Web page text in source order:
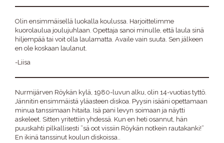
Olin ensimmäisellä luokalla koulussa. Harjoittelimme
kuorolaulua joulujuhlaan. Opettaja sanoi minulle, että laula sinä
hiljempää tai voit olla laulamatta. Availe vain suuta. Sen jälkeen
en ole koskaan laulanut.
-Liisa
Nurmijärven Röykän kylä, 1980-luvun alku, olin 14-vuotias tyttö.
Jännitin ensimmäistä yläasteen diskoa. Pyysin isääni opettamaan
minua tanssimaan hitaita. Isä pani levyn soimaan ja näytti
askeleet. Sitten yritettiin yhdessä. Kun en heti osannut, hän
puuskahti pilkallisesti ”sä oot vissiin Röykän notkein rautakanki!”
En ikinä tanssinut koulun diskoissa..